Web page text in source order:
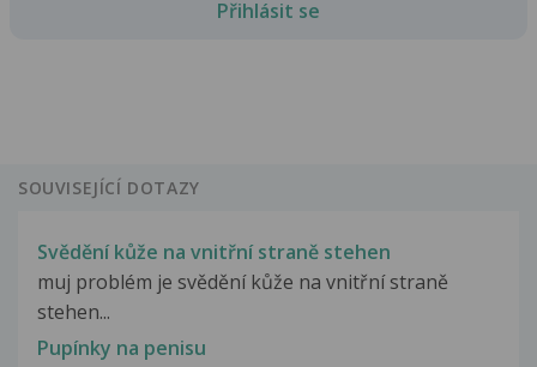
Přihlásit se
SOUVISEJÍCÍ DOTAZY
Svědění kůže na vnitřní straně stehen
muj problém je svědění kůže na vnitřní straně
stehen...
Pupínky na penisu